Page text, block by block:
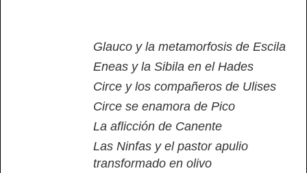
Glauco y la metamorfosis de Escila
Eneas y la Sibila en el Hades
Circe y los compañeros de Ulises
Circe se enamora de Pico
La aflicción de Canente
Las Ninfas y el pastor apulio
transformado en olivo